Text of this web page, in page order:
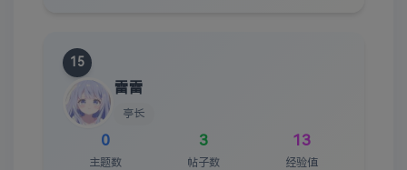
15
雷雷
亭长
0
主题数
3
帖子数
13
经验值